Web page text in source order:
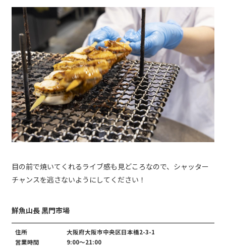
目の前で焼いてくれるライブ感も見どころなので、シャッター
チャンスを逃さないようにしてください！
鮮魚山長 黒門市場
住所
大阪府大阪市中央区日本橋2-3-1
営業時間
9:00～21:00